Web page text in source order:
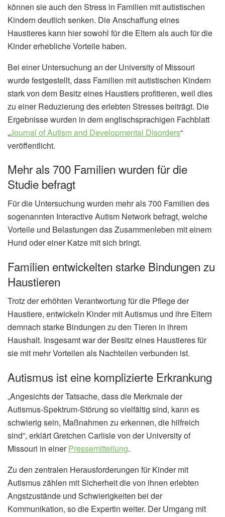
können sie auch den Stress in Familien mit autistischen
Kindern deutlich senken. Die Anschaffung eines
Haustieres kann hier sowohl für die Eltern als auch für die
Kinder erhebliche Vorteile haben.
Bei einer Untersuchung an der University of Missouri
wurde festgestellt, dass Familien mit autistischen Kindern
stark von dem Besitz eines Haustiers profitieren, weil dies
zu einer Reduzierung des erlebten Stresses beiträgt. Die
Ergebnisse wurden in dem englischsprachigen Fachblatt
„Journal of Autism and Developmental Disorders“
veröffentlicht.
Mehr als 700 Familien wurden für die
Studie befragt
Für die Untersuchung wurden mehr als 700 Familien des
sogenannten Interactive Autism Network befragt, welche
Vorteile und Belastungen das Zusammenleben mit einem
Hund oder einer Katze mit sich bringt.
Familien entwickelten starke Bindungen zu
Haustieren
Trotz der erhöhten Verantwortung für die Pflege der
Haustiere, entwickeln Kinder mit Autismus und ihre Eltern
demnach starke Bindungen zu den Tieren in ihrem
Haushalt. Insgesamt war der Besitz eines Haustieres für
sie mit mehr Vorteilen als Nachteilen verbunden ist.
Autismus ist eine komplizierte Erkrankung
„Angesichts der Tatsache, dass die Merkmale der
Autismus-Spektrum-Störung so vielfältig sind, kann es
schwierig sein, Maßnahmen zu erkennen, die hilfreich
sind”, erklärt Gretchen Carlisle von der University of
Missouri in einerPressemitteilung.
Zu den zentralen Herausforderungen für Kinder mit
Autismus zählen mit Sicherheit die von ihnen erlebten
Angstzustände und Schwierigkeiten bei der
Kommunikation, so die Expertin weiter. Der Umgang mit